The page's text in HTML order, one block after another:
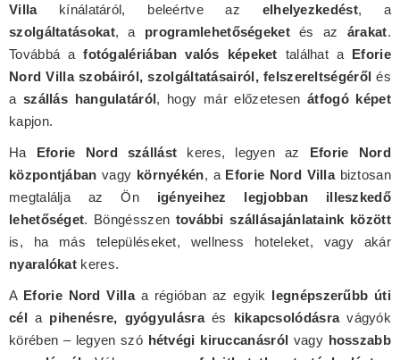
Villakínálatáról, beleértve az elhelyezkedést, a
szolgáltatásokat, a programlehetőségeketés az árakat.
Továbbá afotógalériában valós képeket találhat a Eforie
Nord Villa szobáiról, szolgáltatásairól, felszereltségéről és
a szállás hangulatáról, hogy már előzetesenátfogó képet
kapjon.
Ha Eforie Nord szállást keres, legyen az Eforie Nord
központjában vagy környékén, a Eforie Nord Villabiztosan
megtalálja az Ön igényeihez legjobban illeszkedő
lehetőséget. Böngésszen további szállásajánlataink között
is, ha más településeket, wellness hoteleket, vagy akár
nyaralókat keres.
A Eforie Nord Villaa régióban az egyik legnépszerűbb úti
cél a pihenésre, gyógyulásraés kikapcsolódásravágyók
körében – legyen szó hétvégi kiruccanásról vagy hosszabb